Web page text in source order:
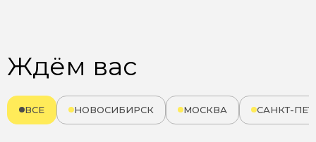
Ждём вас
ВСЕ НОВОСИБИРСК МОСКВА САНКТ-